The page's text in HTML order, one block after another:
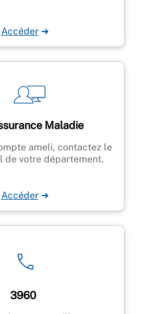
Accéder ➜
Maladie
ameli, contactez le
de votre département.
Accéder ➜
3960